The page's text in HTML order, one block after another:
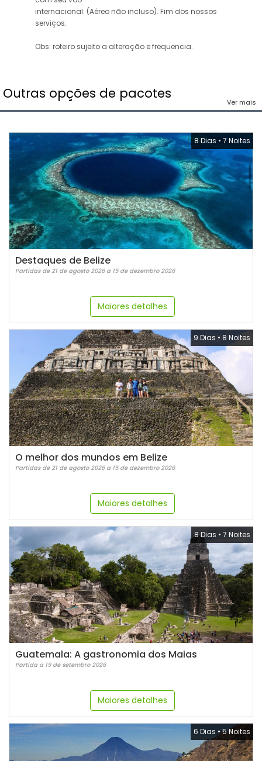
internacional. (Aéreo não incluso). Fim dos nossos
serviços.
Obs: roteiro sujeito a alteração e frequencia.
Outras opções de pacotes
Ver mais
8 Dias • 7 Noites
Destaques de Belize
Partidas de 21 de agosto 2026 a 15 de dezembro 2026
Maiores detalhes
9 Dias • 8 Noites
O melhor dos mundos em Belize
Partidas de 21 de agosto 2026 a 15 de dezembro 2026
Maiores detalhes
8 Dias • 7 Noites
Guatemala: A gastronomia dos Maias
Partida a 19 de setembro 2026
Maiores detalhes
6 Dias •5 Noites